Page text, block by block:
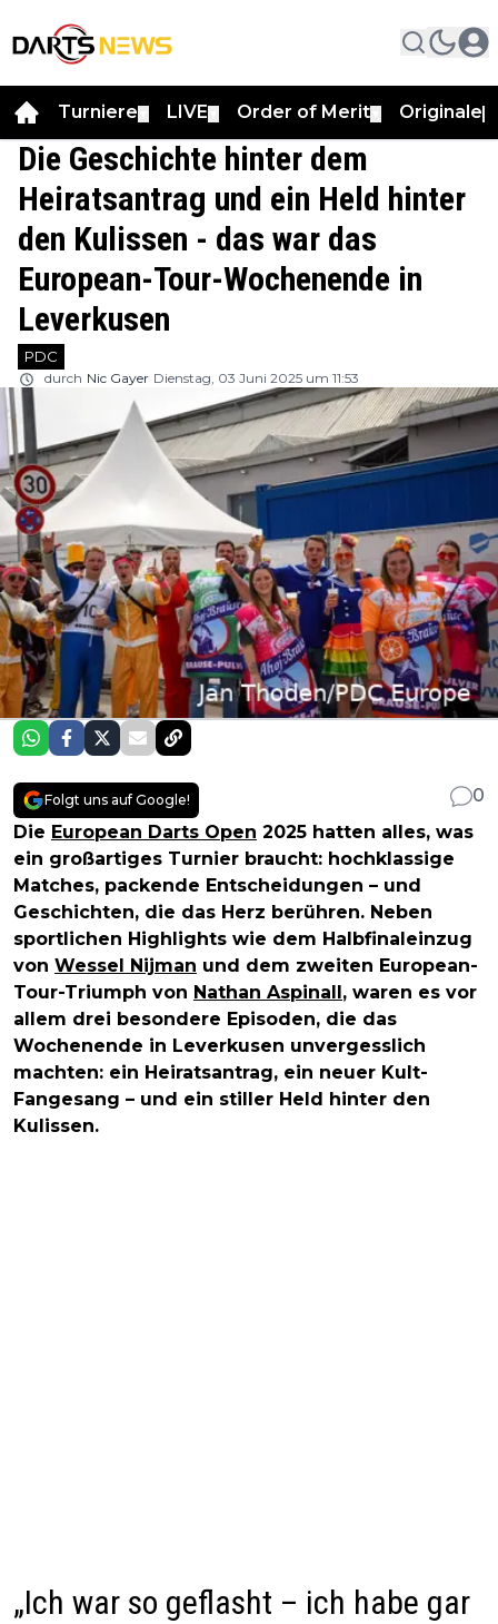
Turniere LIVE Order of Merit Originale
Die Geschichte hinter dem
Heiratsantrag und ein Held hinter
den Kulissen - das war das
European-Tour-Wochenende in
Leverkusen
PDC
durch Nic Gayer Dienstag, 03 Juni 2025 um 11:53
Folgt uns auf Google!
0
Die European Darts Open 2025 hatten alles, was
ein großartiges Turnier braucht: hochklassige
Matches, packende Entscheidungen – und
Geschichten, die das Herz berühren. Neben
sportlichen Highlights wie dem Halbfinaleinzug
von Wessel Nijman und dem zweiten European-
Tour-Triumph von Nathan Aspinall, waren es vor
allem drei besondere Episoden, die das
Wochenende in Leverkusen unvergesslich
machten: ein Heiratsantrag, ein neuer Kult-
Fangesang – und ein stiller Held hinter den
Kulissen.
„Ich war so geflasht – ich habe gar